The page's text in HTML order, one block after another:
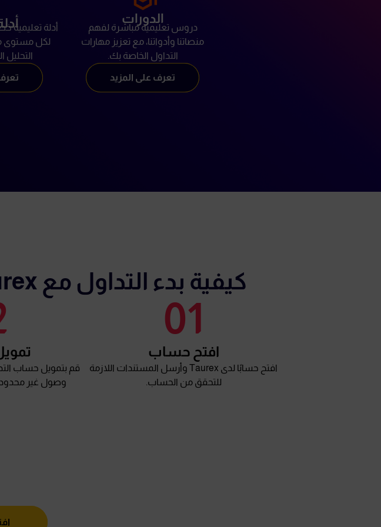
الدورات
دروس تعليمية مباشرة لفهم
منصاتنا وأدواتنا، مع تعزيز مهارات
التداول الخاصة بك.
تعرف على المزيد
أدلة تعليمية
لكل مستوى
التحليل
كيفية بدء التداول مع Taurex
01
افتح حساب
افتح حسابًا لدى Taurex وأرسل المستندات اللازمة
للتحقق من الحساب.
قم بتمويل حساب
وصول غير محدود